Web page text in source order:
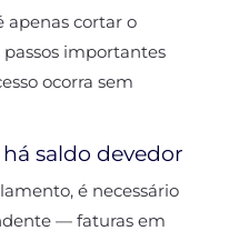
apenas cortar o
importantes
ocorra sem
há saldo devedor
é necessário
— faturas em